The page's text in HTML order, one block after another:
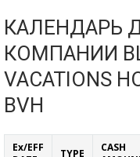
КАЛЕНДАРЬ
КОМПАНИИ
VACATIONS
BVH
Ex/EFF
TYPE
CASH